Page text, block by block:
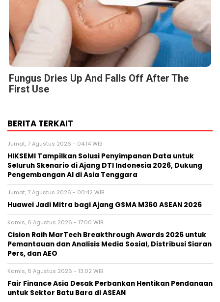
Fungus Dries Up And Falls Off After The
First Use
BERITA TERKAIT
Jumat, 7 Agustus 2026 - 04:14 WIB
HIKSEMI Tampilkan Solusi Penyimpanan Data untuk
Seluruh Skenario di Ajang DTI Indonesia 2026, Dukung
Pengembangan AI di Asia Tenggara
Jumat, 7 Agustus 2026 - 00:42 WIB
Huawei Jadi Mitra bagi Ajang GSMA M360 ASEAN 2026
Kamis, 6 Agustus 2026 - 17:00 WIB
Cision Raih MarTech Breakthrough Awards 2026 untuk
Pemantauan dan Analisis Media Sosial, Distribusi Siaran
Pers, dan AEO
Kamis, 6 Agustus 2026 - 13:02 WIB
Fair Finance Asia Desak Perbankan Hentikan Pendanaan
untuk Sektor Batu Bara di ASEAN